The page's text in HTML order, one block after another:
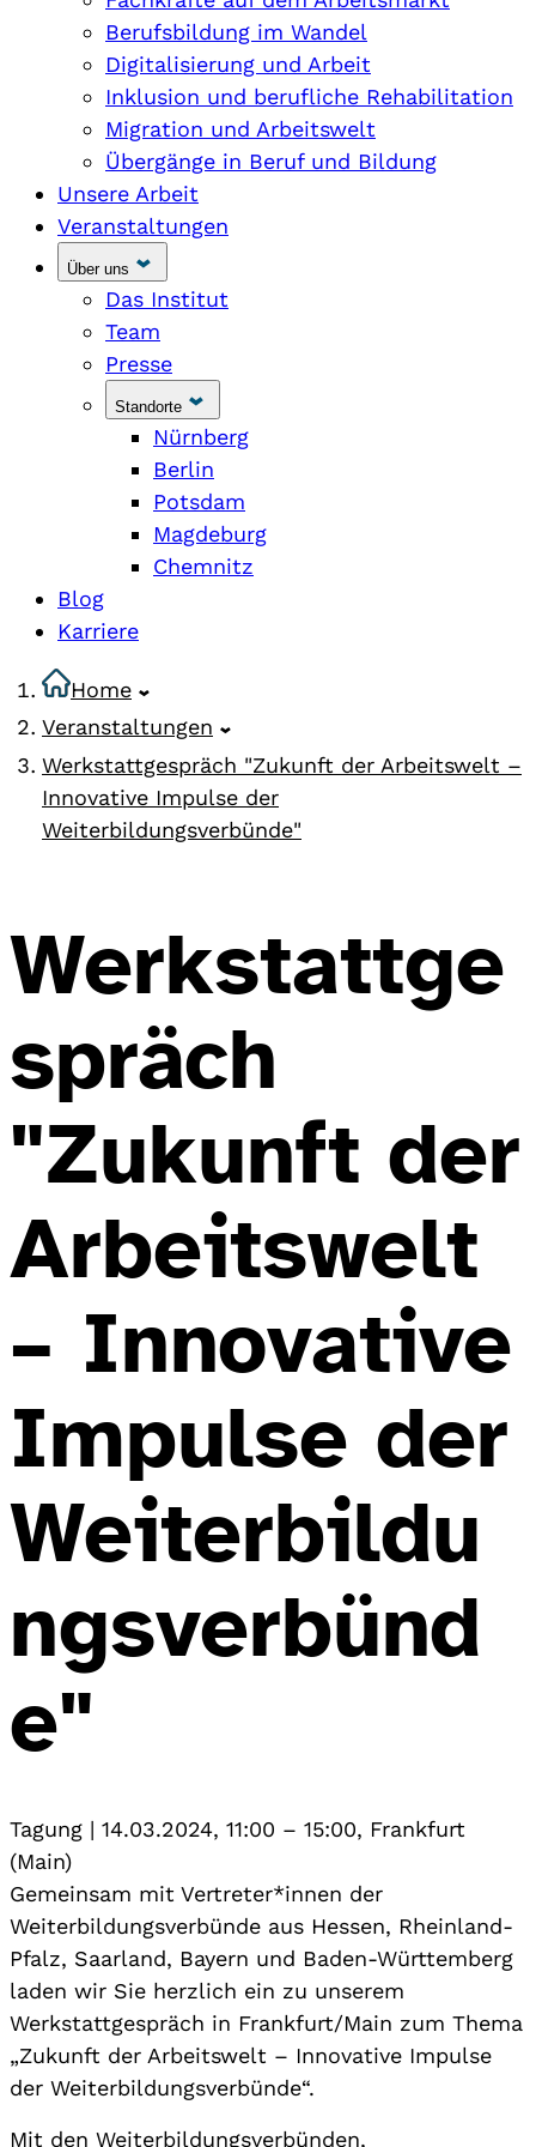
Berufsbildung im Wandel
Digitalisierung und Arbeit
Inklusion und berufliche Rehabilitation
Migration und Arbeitswelt
Übergänge in Beruf und Bildung
Unsere Arbeit
Veranstaltungen
Über uns
Das Institut
Team
Presse
Standorte
Nürnberg
Berlin
Potsdam
Magdeburg
Chemnitz
Blog
Karriere
Home
Veranstaltungen
Werkstattgespräch "Zukunft der Arbeitswelt –
Innovative Impulse der
Weiterbildungsverbünde"
Werkstattge
spräch
"Zukunft der
Arbeitswelt
– Innovative
Impulse der
Weiterbildu
ngsverbünd
e"
Tagung | 14.03.2024, 11:00 – 15:00, Frankfurt
(Main)
Gemeinsam mit Vertreter*innen der
Weiterbildungsverbünde aus Hessen, Rheinland-
Pfalz, Saarland, Bayern und Baden-Württemberg
laden wir Sie herzlich ein zu unserem
Werkstattgespräch in Frankfurt/Main zum Thema
„Zukunft der Arbeitswelt – Innovative Impulse
der Weiterbildungsverbünde“.
Mit den Weiterbildungsverbünden,